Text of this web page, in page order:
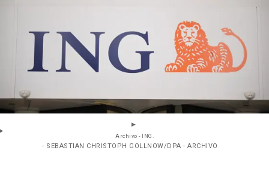
Archivo - ING.
- SEBASTIAN CHRISTOPH GOLLNOW/DPA - ARCHIVO